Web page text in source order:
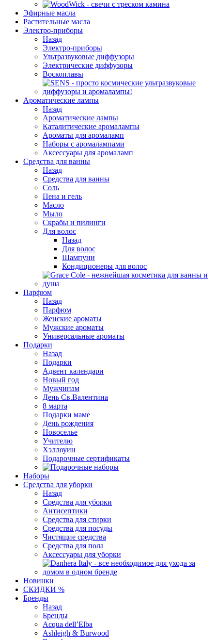
Эфирные масла
Растительные масла
Электро-приборы
Назад
Электро-приборы
Ультразвуковые диффузоры
Электрические диффузоры
Воскоплавы
Ароматические лампы
Назад
Ароматические лампы
Каталитические аромалампы
Ароматы для аромаламп
Наборы с аромалампами
Аксессуары для аромаламп
Средства для ванны
Назад
Средства для ванны
Соль
Пена и гель
Масло
Мыло
Скрабы и пилинги
Для волос
Назад
Для волос
Шампуни
Кондиционеры для волос
Парфюм
Назад
Парфюм
Женские ароматы
Мужские ароматы
Универсальные ароматы
Подарки
Назад
Подарки
Адвент календари
Новый год
Мужчинам
День Св.Валентина
8 марта
Подарки маме
День рождения
Новоселье
Учителю
Хэллоуин
Подарочные сертификаты
Наборы
Средства для уборки
Назад
Средства для уборки
Антисептики
Средства для стирки
Средства для посуды
Чистящие средства
Средства для пола
Аксессуары для уборки
Новинки
СКИДКИ %
Бренды
Назад
Бренды
Acqua dell’Elba
Ashleigh & Burwood